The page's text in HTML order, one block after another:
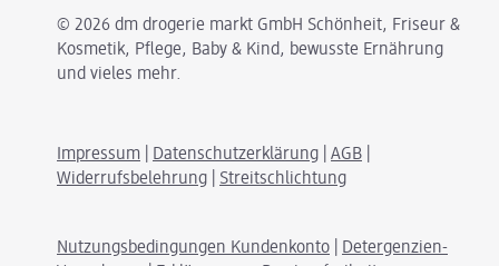
© 2026 dm drogerie markt GmbH Schönheit, Friseur &
Kosmetik, Pflege, Baby & Kind, bewusste Ernährung
und vieles mehr.
Impressum Datenschutzerklärung AGB
Widerrufsbelehrung
Streitschlichtung
Nutzungsbedingungen Kundenkonto
Detergenzien-